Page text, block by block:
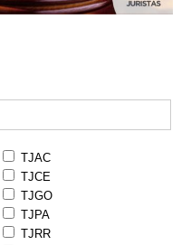
TJAC
TJCE
TJGO
TJPA
TJRR